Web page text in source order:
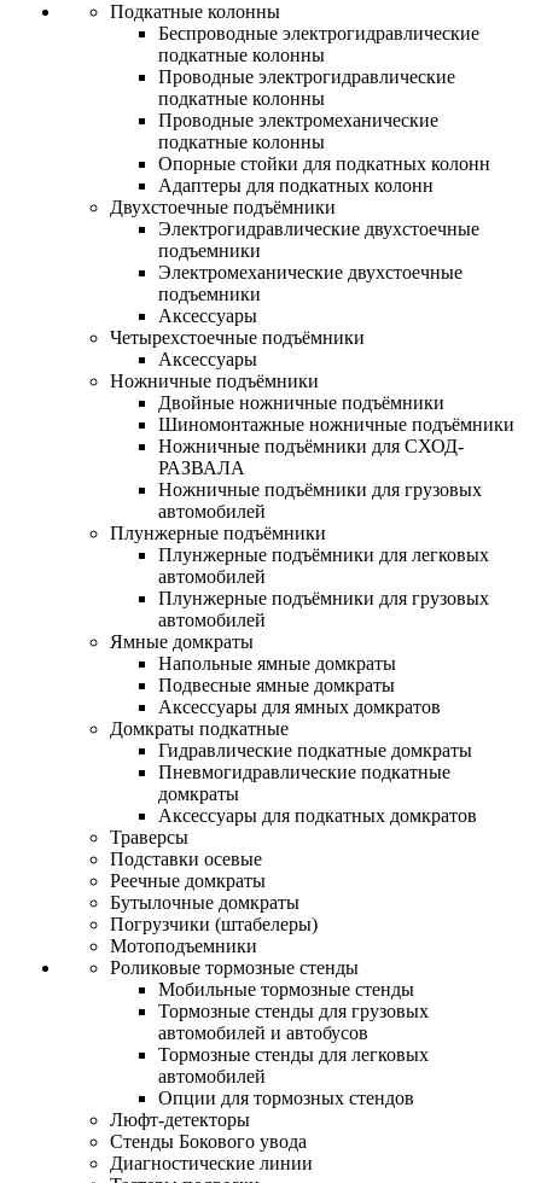
Подкатные колонны
Беспроводные электрогидравлические
подкатные колонны
Проводные электрогидравлические
подкатные колонны
Проводные электромеханические
подкатные колонны
Опорные стойки для подкатных колонн
Адаптеры для подкатных колонн
Двухстоечные подъёмники
Электрогидравлические двухстоечные
подъемники
Электромеханические двухстоечные
подъемники
Аксессуары
Четырехстоечные подъёмники
Аксессуары
Ножничные подъёмники
Двойные ножничные подъёмники
Шиномонтажные ножничные подъёмники
Ножничные подъёмники для СХОД-
РАЗВАЛА
Ножничные подъёмники для грузовых
автомобилей
Плунжерные подъёмники
Плунжерные подъёмники для легковых
автомобилей
Плунжерные подъёмники для грузовых
автомобилей
Ямные домкраты
Напольные ямные домкраты
Подвесные ямные домкраты
Аксессуары для ямных домкратов
Домкраты подкатные
Гидравлические подкатные домкраты
Пневмогидравлические подкатные
домкраты
Аксессуары для подкатных домкратов
Траверсы
Подставки осевые
Реечные домкраты
Бутылочные домкраты
Погрузчики (штабелеры)
Мотоподъемники
Роликовые тормозные стенды
Мобильные тормозные стенды
Тормозные стенды для грузовых
автомобилей и автобусов
Тормозные стенды для легковых
автомобилей
Опции для тормозных стендов
Люфт-детекторы
Стенды Бокового увода
Диагностические линии